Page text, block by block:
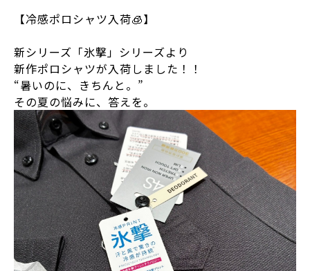
【冷感ポロシャツ入荷🧊】
新シリーズ「氷撃」シリーズより
新作ポロシャツが入荷しました！！
“暑いのに、きちんと。”
その夏の悩みに、答えを。